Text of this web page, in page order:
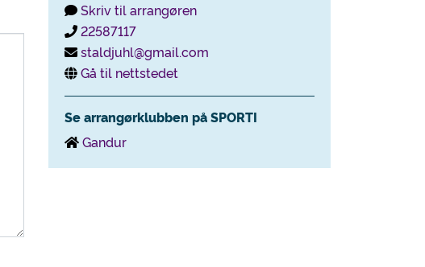
Skriv til arrangøren
22587117
staldjuhl@gmail.com
Gå til nettstedet
Se arrangørklubben på SPORTI
Gandur